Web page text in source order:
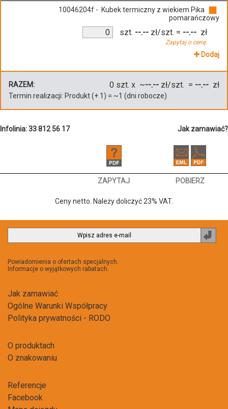
10046204f - Kubek termiczny z wiekiem Pika
pomarańczowy
szt. --.-- zł/szt.
Zapytaj o cenę.
= --.-- zł
Dodaj
RAZEM: 0 szt. x ~--.-- zł/szt. = --.-- zł
Termin realizacji: Produkt(+ 1 ) = ~1 (dni robocze)
Infolinia: 33 812 56 17 Jak zamawiać?
ZAPYTAJ POBIERZ
Ceny netto. Należy doliczyć 23% VAT.
Powiadomienia o ofertach specjalnych.
Informacje o wyjątkowych rabatach.
Jak zamawiać
Ogólne Warunki Współpracy
Polityka prywatności - RODO
O produktach
O znakowaniu
Referencje
Facebook